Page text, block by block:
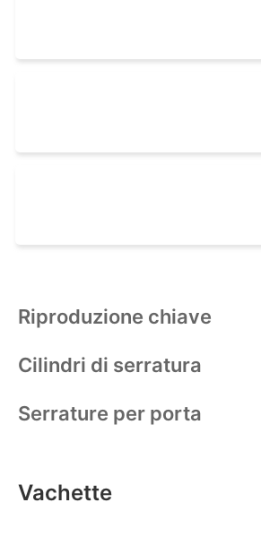
Riproduzione chiave
Cilindri di serratura
Serrature per porta
Vachette